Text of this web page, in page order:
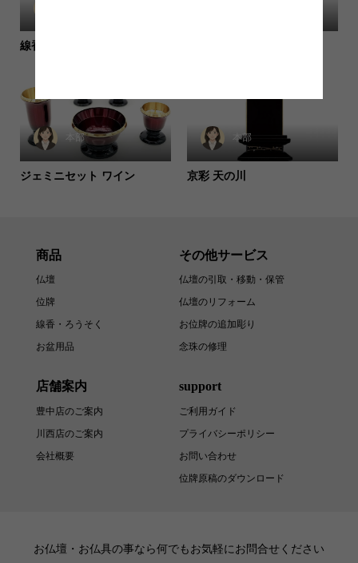
線香 香蔵 ﾐﾆ寸 75g
本部
ジェミニセット ワイン
本部
京彩 天の川
商品
仏壇
位牌
線香・ろうそく
お盆用品
その他サービス
仏壇の引取・移動・保管
仏壇のリフォーム
お位牌の追加彫り
念珠の修理
店舗案内
豊中店のご案内
川西店のご案内
会社概要
support
ご利用ガイド
プライバシーポリシー
お問い合わせ
位牌原稿のダウンロード
お仏壇・お仏具の事なら何でもお気軽にお問合せください